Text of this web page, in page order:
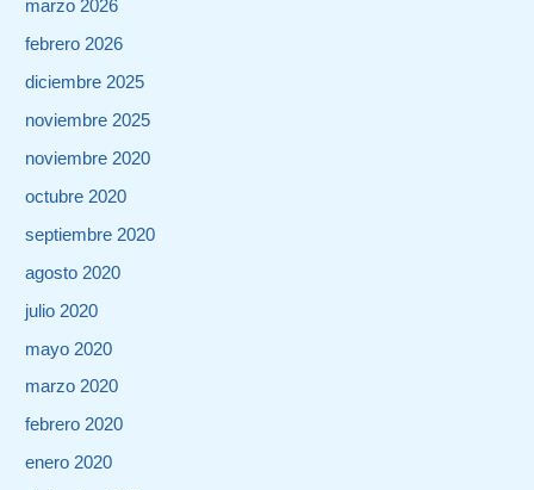
marzo 2026
febrero 2026
diciembre 2025
noviembre 2025
noviembre 2020
octubre 2020
septiembre 2020
agosto 2020
julio 2020
mayo 2020
marzo 2020
febrero 2020
enero 2020